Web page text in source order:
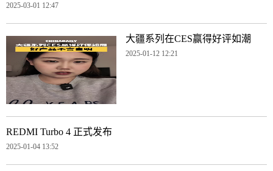
2025-03-01 12:47
大疆系列在CES赢得好评如潮
2025-01-12 12:21
REDMI Turbo 4 正式发布
2025-01-04 13:52